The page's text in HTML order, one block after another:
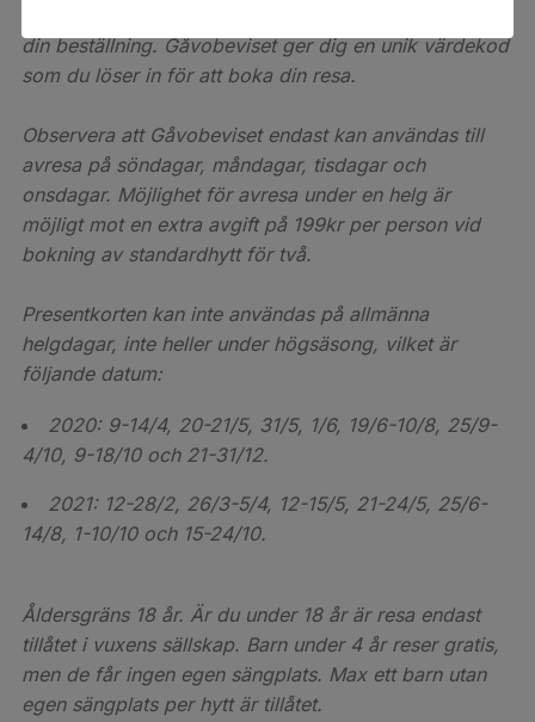
din beställning. Gåvobeviset ger dig en unik värdekod
som du löser in för att boka din resa.
Observera att Gåvobeviset endast kan användas till
avresa på söndagar, måndagar, tisdagar och
onsdagar. Möjlighet för avresa under en helg är
möjligt mot en extra avgift på 199kr per person vid
bokning av standardhytt för två.
Presentkorten kan inte användas på allmänna
helgdagar, inte heller under högsäsong, vilket är
följande datum:
2020: 9-14/4, 20-21/5, 31/5, 1/6, 19/6-10/8, 25/9-
4/10, 9-18/10 och 21-31/12.
2021: 12-28/2, 26/3-5/4, 12-15/5, 21-24/5, 25/6-
14/8, 1-10/10 och 15-24/10.
Åldersgräns 18 år. Är du under 18 år är resa endast
tillåtet i vuxens sällskap. Barn under 4 år reser gratis,
men de får ingen egen sängplats. Max ett barn utan
egen sängplats per hytt är tillåtet.